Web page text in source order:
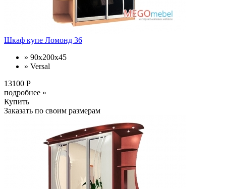
Шкаф купе Ломонд 36
» 90x200x45
» Versal
13100 Р
подробнее »
Купить
Заказать по своим размерам